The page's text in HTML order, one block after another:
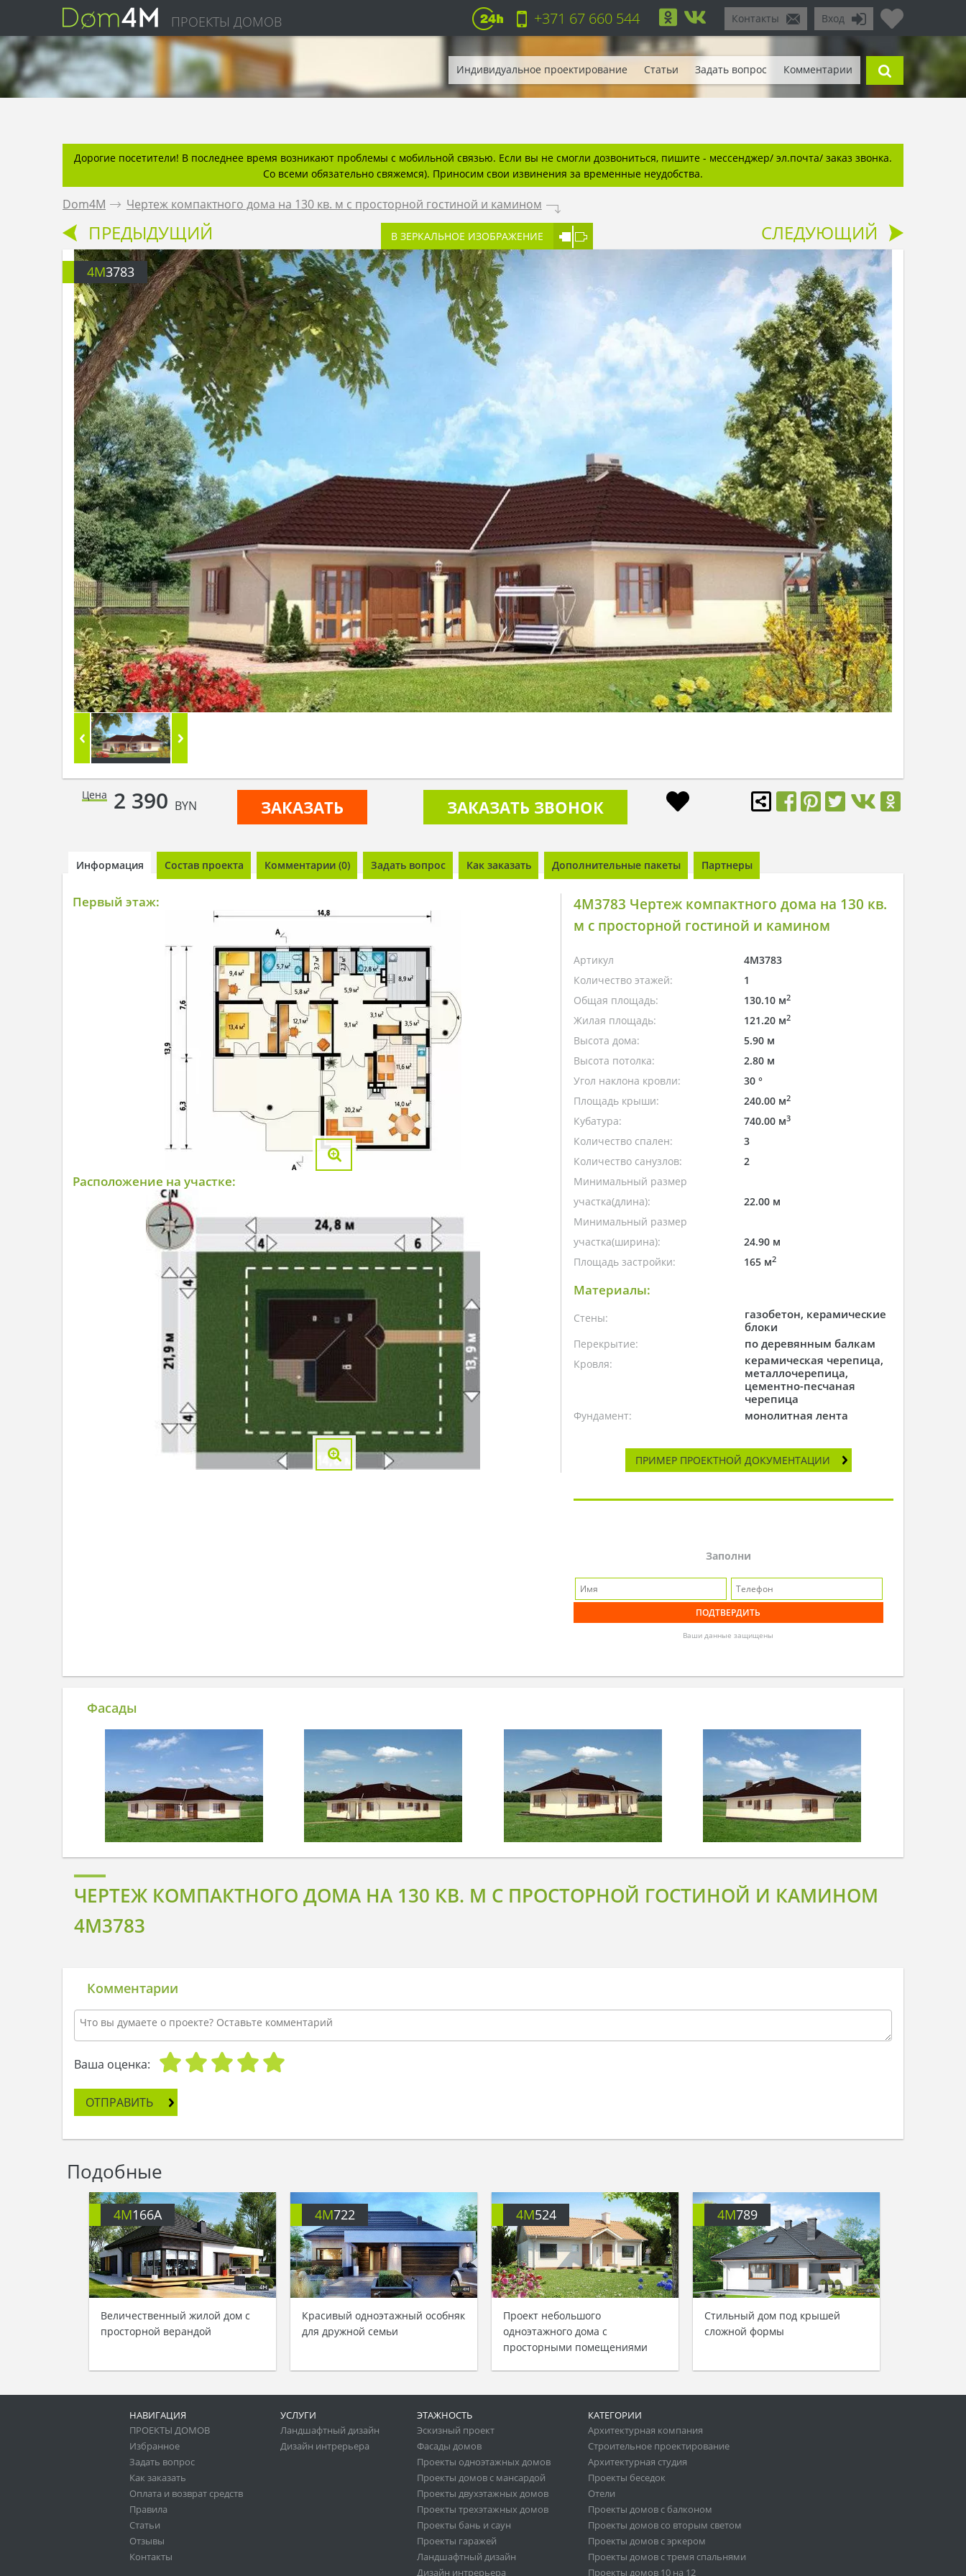
ПРОЕКТЫ ДОМОВ Вход
Контакты
+371 67 660 544
Индивидуальное проектирование Статьи Задать вопрос Комментарии
Дорогие посетители! В последнее время возникают проблемы с мобильной связью. Если вы не смогли дозвониться, пишите - мессенджер/ эл.почта/ заказ звонка.
Со всеми обязательно свяжемся). Приносим свои извинения за временные неудобства.
Dom4M . Чертеж компактного дома на 130 кв. м с просторной гостиной и камином .
ПРЕДЫДУЩИЙ В ЗЕРКАЛЬНОЕ ИЗОБРАЖЕНИЕ СЛЕДУЮЩИЙ
4M3783
Цена 2 390 BYN ЗАКАЗАТЬ ЗАКАЗАТЬ ЗВОНОК
Информация Состав проекта Комментарии (0) Задать вопрос Как заказать Дополнительные пакеты Партнеры
Первый этаж:
Расположение на участке:
4M3783 Чертеж компактного дома на 130 кв.
м с просторной гостиной и камином
Артикул
4M3783
Количество этажей:
1
Общая площадь:
130.10 м2
Жилая площадь: 121.20 м2
Высота дома:
5.90 м
Высота потолка:
2.80 м
Угол наклона кровли:
30 °
Площадь крыши:
240.00 м2
Кубатура: 740.00 м3
Количество спален:
3
Количество санузлов:
2
Минимальный размер
участка(длина):
22.00 м
Минимальный размер
участка(ширина):
24.90 м
Площадь застройки:
165 м2
Материалы:
Стены:
газобетон, керамические
блоки
Перекрытие: по деревянным балкам
Кровля:
керамическая черепица,
металлочерепица,
цементно-песчаная
черепица
Фундамент: монолитная лента
ПРИМЕР ПРОЕКТНОЙ ДОКУМЕНТАЦИИ
Заполни
Ваши данные защищены
Фасады
ЧЕРТЕЖ КОМПАКТНОГО ДОМА НА 130 КВ. М С ПРОСТОРНОЙ ГОСТИНОЙ И КАМИНОМ
4M3783
Комментарии
Ваша оценка:
ОТПРАВИТЬ
Подобные
4M166A
Величественный жилой дом с
просторной верандой
4M722
Красивый одноэтажный особняк
для дружной семьи
4M524
Проект небольшого
одноэтажного дома с
просторными помещениями
4M789
Стильный дом под крышей
сложной формы
НАВИГАЦИЯ
ПРОЕКТЫ ДОМОВ
Избранное
Задать вопрос
Как заказать
Оплата и возврат средств
Правила
Статьи
Отзывы
Контакты
УСЛУГИ
Ландшафтный дизайн
Дизайн интрерьера
ЭТАЖНОСТЬ
Эскизный проект
Фасады домов
Проекты одноэтажных домов
Проекты домов с мансардой
Проекты двухэтажных домов
Проекты трехэтажных домов
Проекты бань и саун
Проекты гаражей
Ландшафтный дизайн
Дизайн интрерьера
КАТЕГОРИИ
Архитектурная компания
Строительное проектирование
Архитектурная студия
Проекты беседок
Отели
Проекты домов с балконом
Проекты домов со вторым светом
Проекты домов с эркером
Проекты домов с тремя спальнями
Проекты домов 10 на 12